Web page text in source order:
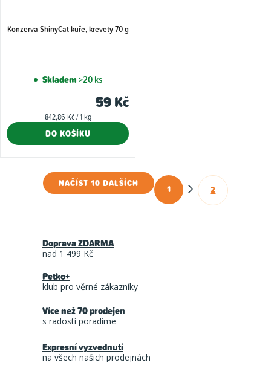
Konzerva ShinyCat kuře, krevety 70 g
Skladem>20 ks
59 Kč
Měrná
842,86 Kč / 1 kg
DO KOŠÍKU
O
a
c
r
v
NAČÍST 10 DALŠÍCH
S
1 2
Doprava ZDARMA
nad 1 499 Kč
Petko+
klub pro věrné zákazníky
Více než 70 prodejen
s radostí poradíme
Expresní vyzvednutí
na všech našich prodejnách